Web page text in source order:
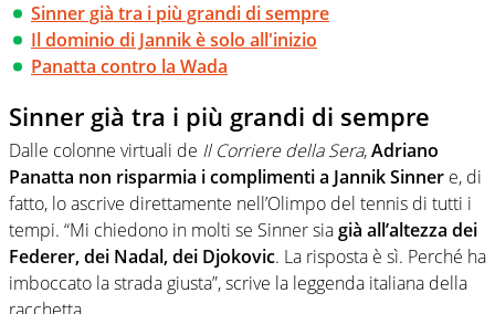
Sinner già tra i più grandi di sempre
Il dominio di Jannik è solo all'inizio
Panatta contro la Wada
Sinner già tra i più grandi di sempre
Dalle colonne virtuali de Il Corriere della Sera,Adriano
Panatta non risparmia i complimenti a Jannik Sinner e, di
fatto, lo ascrive direttamente nell’Olimpo del tennis di tutti i
tempi. “Mi chiedono in molti se Sinner siagià all’altezza dei
Federer, dei Nadal, dei Djokovic. La risposta è sì. Perché ha
imboccato la strada giusta”, scrive la leggenda italiana della